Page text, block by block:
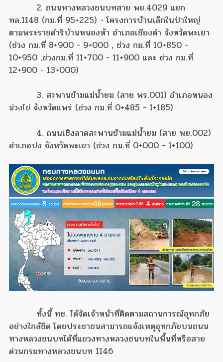
2. ถนนทางหลวงชนบทสาย พย.4029 แยก
ทล.1148 (กม.ที่ 95+225) - โครงการบ้านเล็กในป่าใหญ่
ตามพระราชดำริบ้านหนองห้า อำเภอเชียงคำ จังหวัดพะเยา
(ช่วง กม.ที่ 8+900 - 9+000 , ช่วง กม.ที่ 10+850 -
10+950 ,ช่วงกม.ที่ 11+700 - 11+900 และ ช่วง กม.ที่
12+900 - 13+000)
3. สะพานข้ามแม่น้ำยม (สาย พร.001) อำเภอหนอง
ม่วงไข่ จังหวัดแพร่ (ช่วง กม.ที่ 0+485 - 1+185)
4. ถนนเชิงลาดสะพานข้ามแม่น้ำยม (สาย พย.002)
อำเภอปง จังหวัดพะเยา (ช่วง กม.ที่ 0+000 - 1+100)
ทั้งนี้ ทช. ได้จัดเจ้าหน้าที่ติดตามสถานการณ์อุทกภัย
อย่างใกล้ชิด โดยประชาชนสามารถแจ้งเหตุอุทกภัยบนถนน
ทางหลวงชนบทได้ที่แขวงทางหลวงชนบทในพื้นที่หรือสาย
ด่วนกรมทางหลวงชนบท 1146